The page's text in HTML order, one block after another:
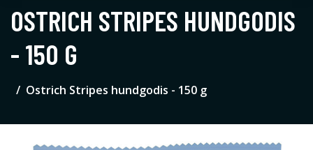
OSTRICH STRIPES HUNDGODIS
- 150 G
Ostrich Stripes hundgodis - 150 g